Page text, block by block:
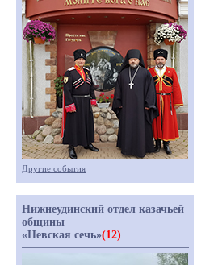
Другие события
Нижнеудинский отдел казачьей
общины
«Невская сечь»(12)